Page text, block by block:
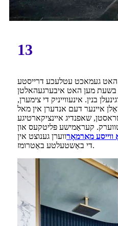
13
האט געמאכט עטלעכע דרייסטע
בשעת מען האט איבערגעהאלטן
בנין. אינעווייניק די צימערן,
איינער דעם אנדערן אין מאל
שאפנדיג איינציקארטיגע
קעראַמישע פּליטקעס און
מאַרמאָרווערן גענוצט אין
די באַשטעלטע באַטרומז.